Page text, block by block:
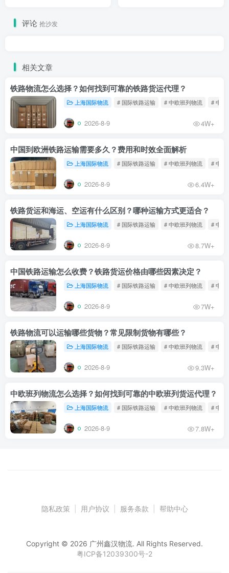
评论 抢沙发
相关文章
铁路物流怎么选择？如何找到可靠的铁路货运代理？
上海国际物流 # 国际铁路运输 # 中欧班列物流 # 中欧
2026-8-9 4W+
中国到欧洲铁路运输需要多久？费用和时效全面解析
上海国际物流 # 国际铁路运输 # 中欧班列物流 # 中欧
2026-8-9 6.4W+
铁路货运和海运、空运有什么区别？哪种运输方式更适合？
上海国际物流 # 国际铁路运输 # 中欧班列物流 # 中欧
2026-8-9 8.7W+
中国铁路运输怎么收费？铁路货运价格由哪些因素决定？
上海国际物流 # 国际铁路运输 # 中欧班列物流 # 中欧
2026-8-9 7W+
铁路物流可以运输哪些货物？常见限制货物有哪些？
上海国际物流 # 国际铁路运输 # 中欧班列物流 # 中欧
2026-8-9 9.3W+
中欧班列物流怎么选择？如何找到可靠的中欧班列货运代理？
上海国际物流 # 国际铁路运输 # 中欧班列物流 # 中欧
2026-8-9 7.8W+
隐私政策 用户协议 服务条款 帮助中心
Copyright © 2026 广州鑫汉物流. All Rights Reserved.
粤ICP备12039300号-2